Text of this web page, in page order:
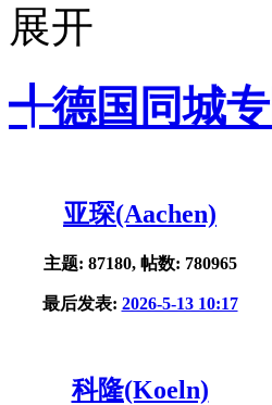
╃德国同城
亚琛(Aachen)
主题: 87180, 帖数: 780965
最后发表: 2026-5-13 10:17
科隆(Koeln)